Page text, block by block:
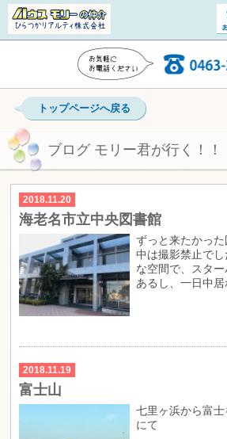
トップページへ戻る
ブログ モリー君が行く！！
2018.11.20
海老名市立中央図書館
ずっと来たかった
中は撮影禁止で
な空間で、スタ
あるし、一日中居
2018.11.19
富士山
七里ヶ浜から富
にて